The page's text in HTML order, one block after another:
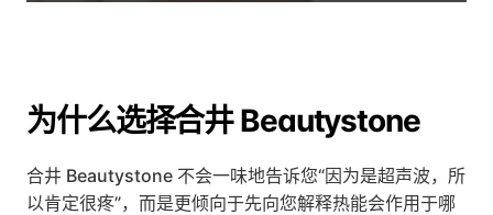
为什么选择合井 Beautystone
合井 Beautystone 不会一味地告诉您“因为是超声波，所
以肯定很疼”，而是更倾向于先向您解释热能会作用于哪